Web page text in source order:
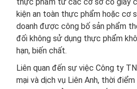
kiện an toàn thực phẩm hoặc cơ
doanh được công bố sản phẩm
đối không sử dụng thực phẩm
hạn, biến chất.
Liên quan đến sự việc Công ty
mại và dịch vụ Liên Anh, thời